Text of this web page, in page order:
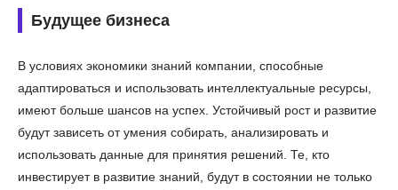
Будущее бизнеса
В условиях экономики знаний компании, способные
адаптироваться и использовать интеллектуальные ресурсы,
имеют больше шансов на успех. Устойчивый рост и развитие
будут зависеть от умения собирать, анализировать и
использовать данные для принятия решений. Те, кто
инвестирует в развитие знаний, будут в состоянии не только